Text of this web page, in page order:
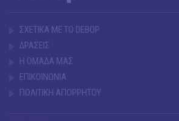
ΣΧΕΤΙΚΑ ΜΕ ΤΟ DEBOP
ΔΡΑΣΕΙΣ
Η ΟΜΑΔΑ ΜΑΣ
ΕΠΙΚΟΙΝΩΝΙΑ
ΠΟΛΙΤΙΚΗ ΑΠΟΡΡΗΤΟΥ